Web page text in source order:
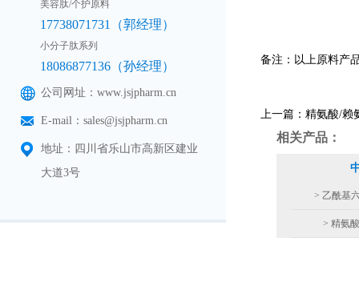
美容肽/个护原料
17738071731（郭经理）
小分子肽系列
18086877136（孙经理）
公司网址：www.jsjpharm.cn
E-mail：sales@jsjpharm.cn
地址：四川省乐山市高新区建业
大道3号
备注：以上原料产
上一篇： 精氨酸/赖
相关产品：
> 乙酰基
> 精氨